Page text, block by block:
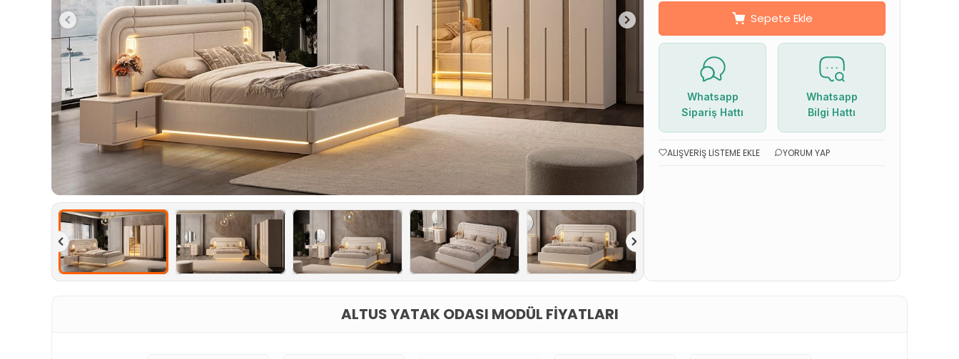
Sepete Ekle
Whatsapp
Sipariş Hattı
Whatsapp
Bilgi Hattı
ALIŞVERIŞ LISTEME EKLE YORUM YAP
ALTUS YATAK ODASI MODÜL FIYATLARI